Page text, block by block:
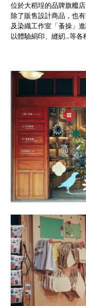
位於大稻埕的品牌旗艦
除了販售設計商品，也
及染織工作室「蚤操」
以體驗絹印、縫紉...等各